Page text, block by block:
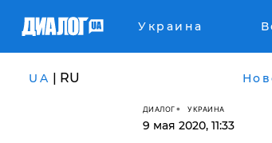
Украина
UA | RU
ДИАЛОГ УКРАИНА
9 мая 2020, 11:33